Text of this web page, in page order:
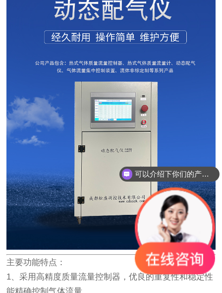
主要功能特点：
1、采用高精度质量流量控制器，优良的重复性和稳定性
可以介绍下你们的产品么？
你们的联系方式是多少？